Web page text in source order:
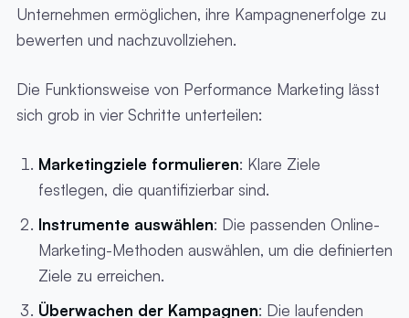
Unternehmen ermöglichen, ihre Kampagnenerfolge zu
bewerten und nachzuvollziehen.
Die Funktionsweise von Performance Marketing lässt
sich grob in vier Schritte unterteilen:
Marketingziele formulieren: Klare Ziele
festlegen, die quantifizierbar sind.
Instrumente auswählen: Die passenden Online-
Marketing-Methoden auswählen, um die definierten
Ziele zu erreichen.
Überwachen der Kampagnen: Die laufenden